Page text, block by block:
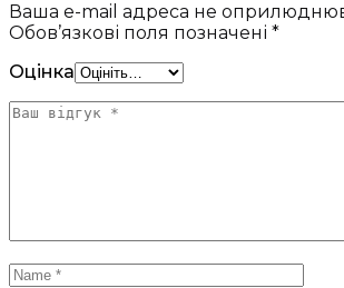
Ваша e-mail адреса не
Обов’язкові поля позначені *
Оцінка